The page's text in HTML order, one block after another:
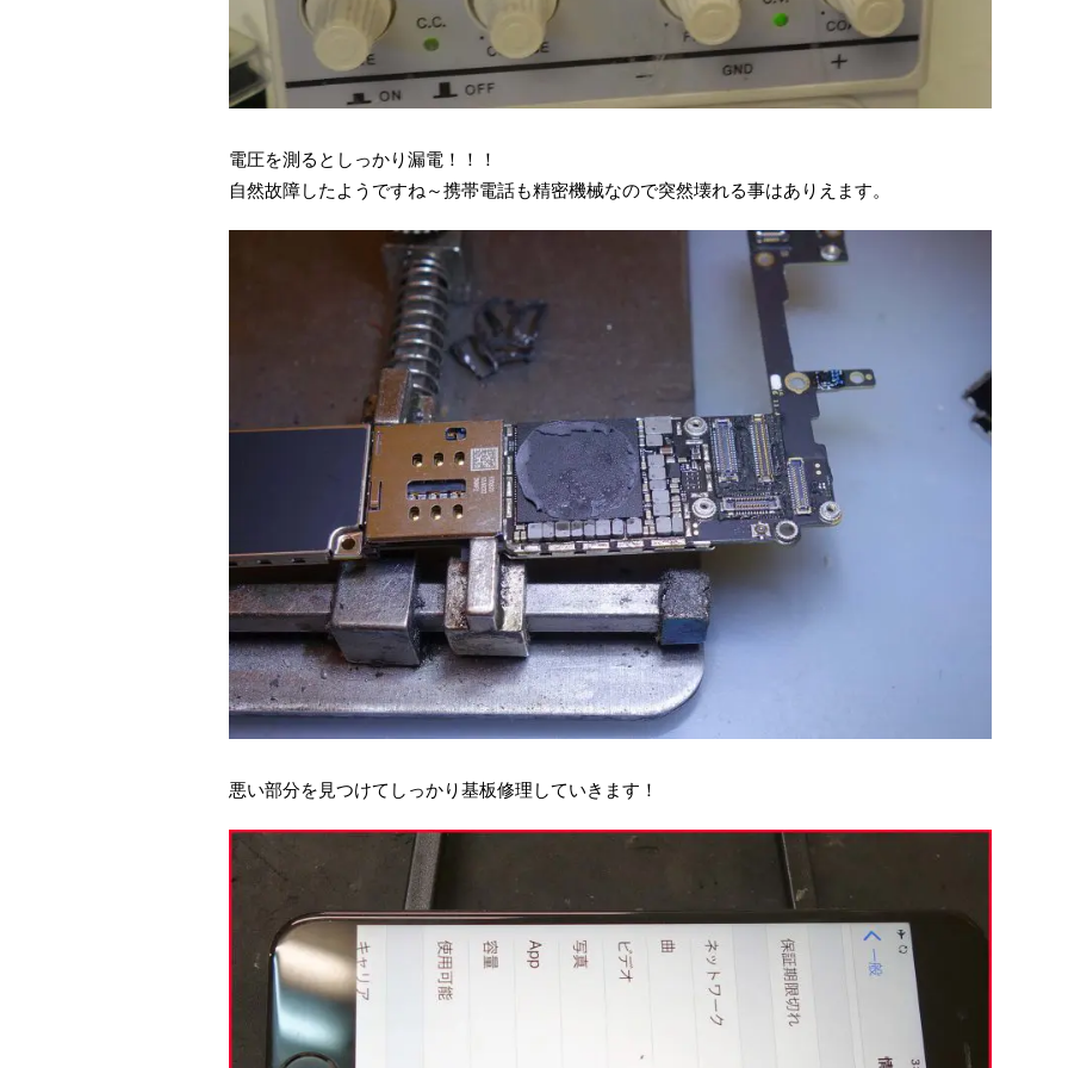
電圧を測るとしっかり漏電！！！
自然故障したようですね～携帯電話も精密機械なので突然壊れる事はありえます。
悪い部分を見つけてしっかり基板修理していきます！